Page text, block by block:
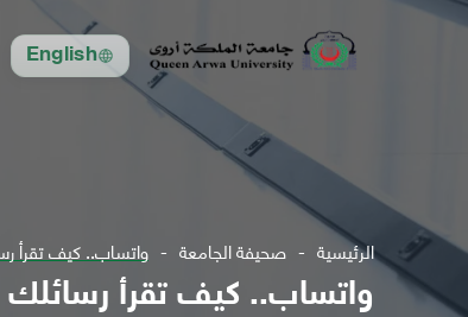
English
الرئيسية صحيفة الجامعة واتساب.. كيف تقرأ
واتساب.. كيف تقرأ رسائلك